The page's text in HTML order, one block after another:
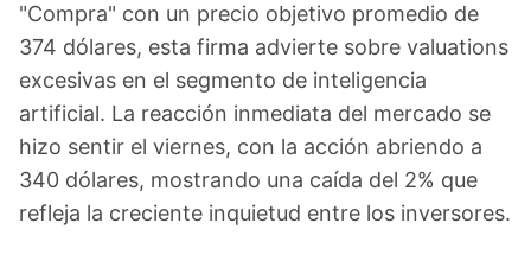
"Compra" con un precio objetivo promedio de
374 dólares, esta firma advierte sobre valuations
excesivas en el segmento de inteligencia
artificial. La reacción inmediata del mercado se
hizo sentir el viernes, con la acción abriendo a
340 dólares, mostrando una caída del 2% que
refleja la creciente inquietud entre los inversores.